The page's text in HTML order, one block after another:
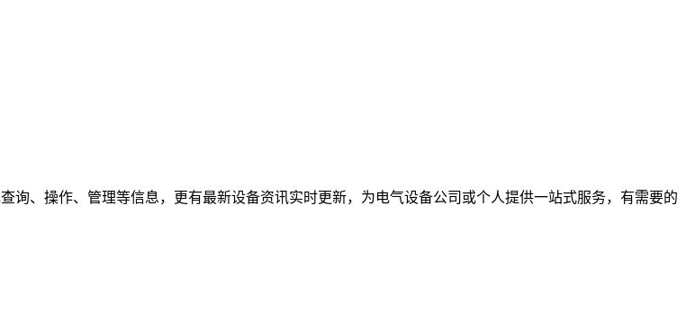
询、操作、管理等信息，更有最新设备资讯实时更新，为电气设备公司或个人提供一站式服务，有需要的